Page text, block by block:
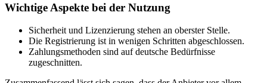
Wichtige Aspekte bei der Nutzung
Sicherheit und Lizenzierung stehen an oberster Stelle.
Die Registrierung ist in wenigen Schritten abgeschlossen.
Zahlungsmethoden sind auf deutsche Bedürfnisse
zugeschnitten.